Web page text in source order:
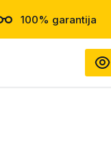
100% garantija